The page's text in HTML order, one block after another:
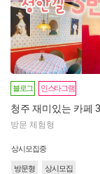
블로그 인스타그램
청주 재미있는 카페
방문 체험형
상시모집중
방문형 상시모집